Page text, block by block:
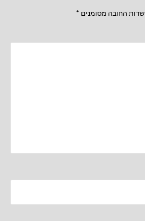
שדות החובה מסומנים *